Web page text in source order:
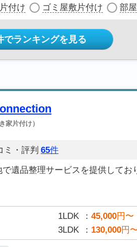
付け ゴミ屋敷片付け 部
でランキングを見る
家片付け）
ミ・評判 65件
遺品整理サービスを提供してお
1LDK 45,000円〜
3LDK 130,000円